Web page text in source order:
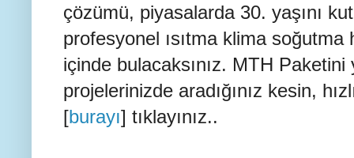
çözümü, piyasalarda 30. yaşını
profesyonel ısıtma klima soğutma
içinde bulacaksınız. MTH Paketini
projelerinizde aradığınız kesin,
[burayı] tıklayınız..